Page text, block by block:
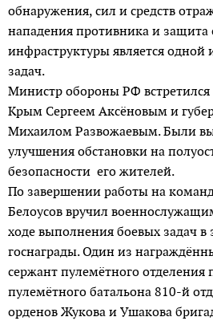
обнаружения, сил и средств
нападения противника и защита
инфраструктуры является одной
задач.
Министр обороны РФ встретился
Крым Сергеем Аксёновым и
Михаилом Развожаевым. Были
улучшения обстановки на
безопасности его жителей.
По завершении работы на
Белоусов вручил
ходе выполнения боевых задач
госнаграды. Один из
сержант пулемётного
пулемётного батальона 810-й
орденов Жукова и Ушакова